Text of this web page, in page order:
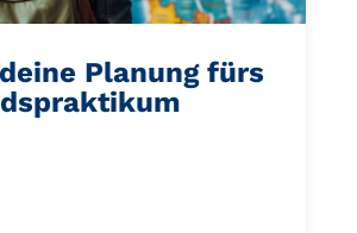
Planung fürs